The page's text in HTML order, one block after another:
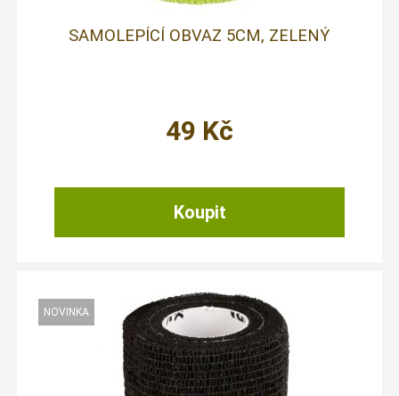
SAMOLEPÍCÍ OBVAZ 5CM, ZELENÝ
49 Kč